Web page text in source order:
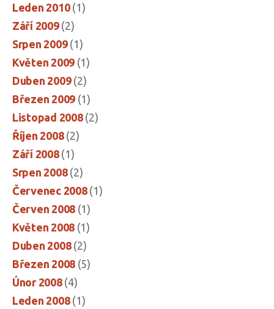
Leden 2010(1)
Září 2009(2)
Srpen 2009(1)
Květen 2009 (1)
Duben 2009(2)
Březen 2009 (1)
Listopad 2008(2)
Říjen 2008(2)
Září 2008(1)
Srpen 2008(2)
Červenec 2008(1)
Červen 2008 (1)
Květen 2008 (1)
Duben 2008(2)
Březen 2008 (5)
Únor 2008(4)
Leden 2008(1)